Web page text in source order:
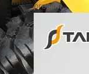
presión.